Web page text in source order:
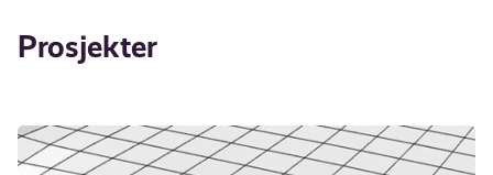
Prosjekter